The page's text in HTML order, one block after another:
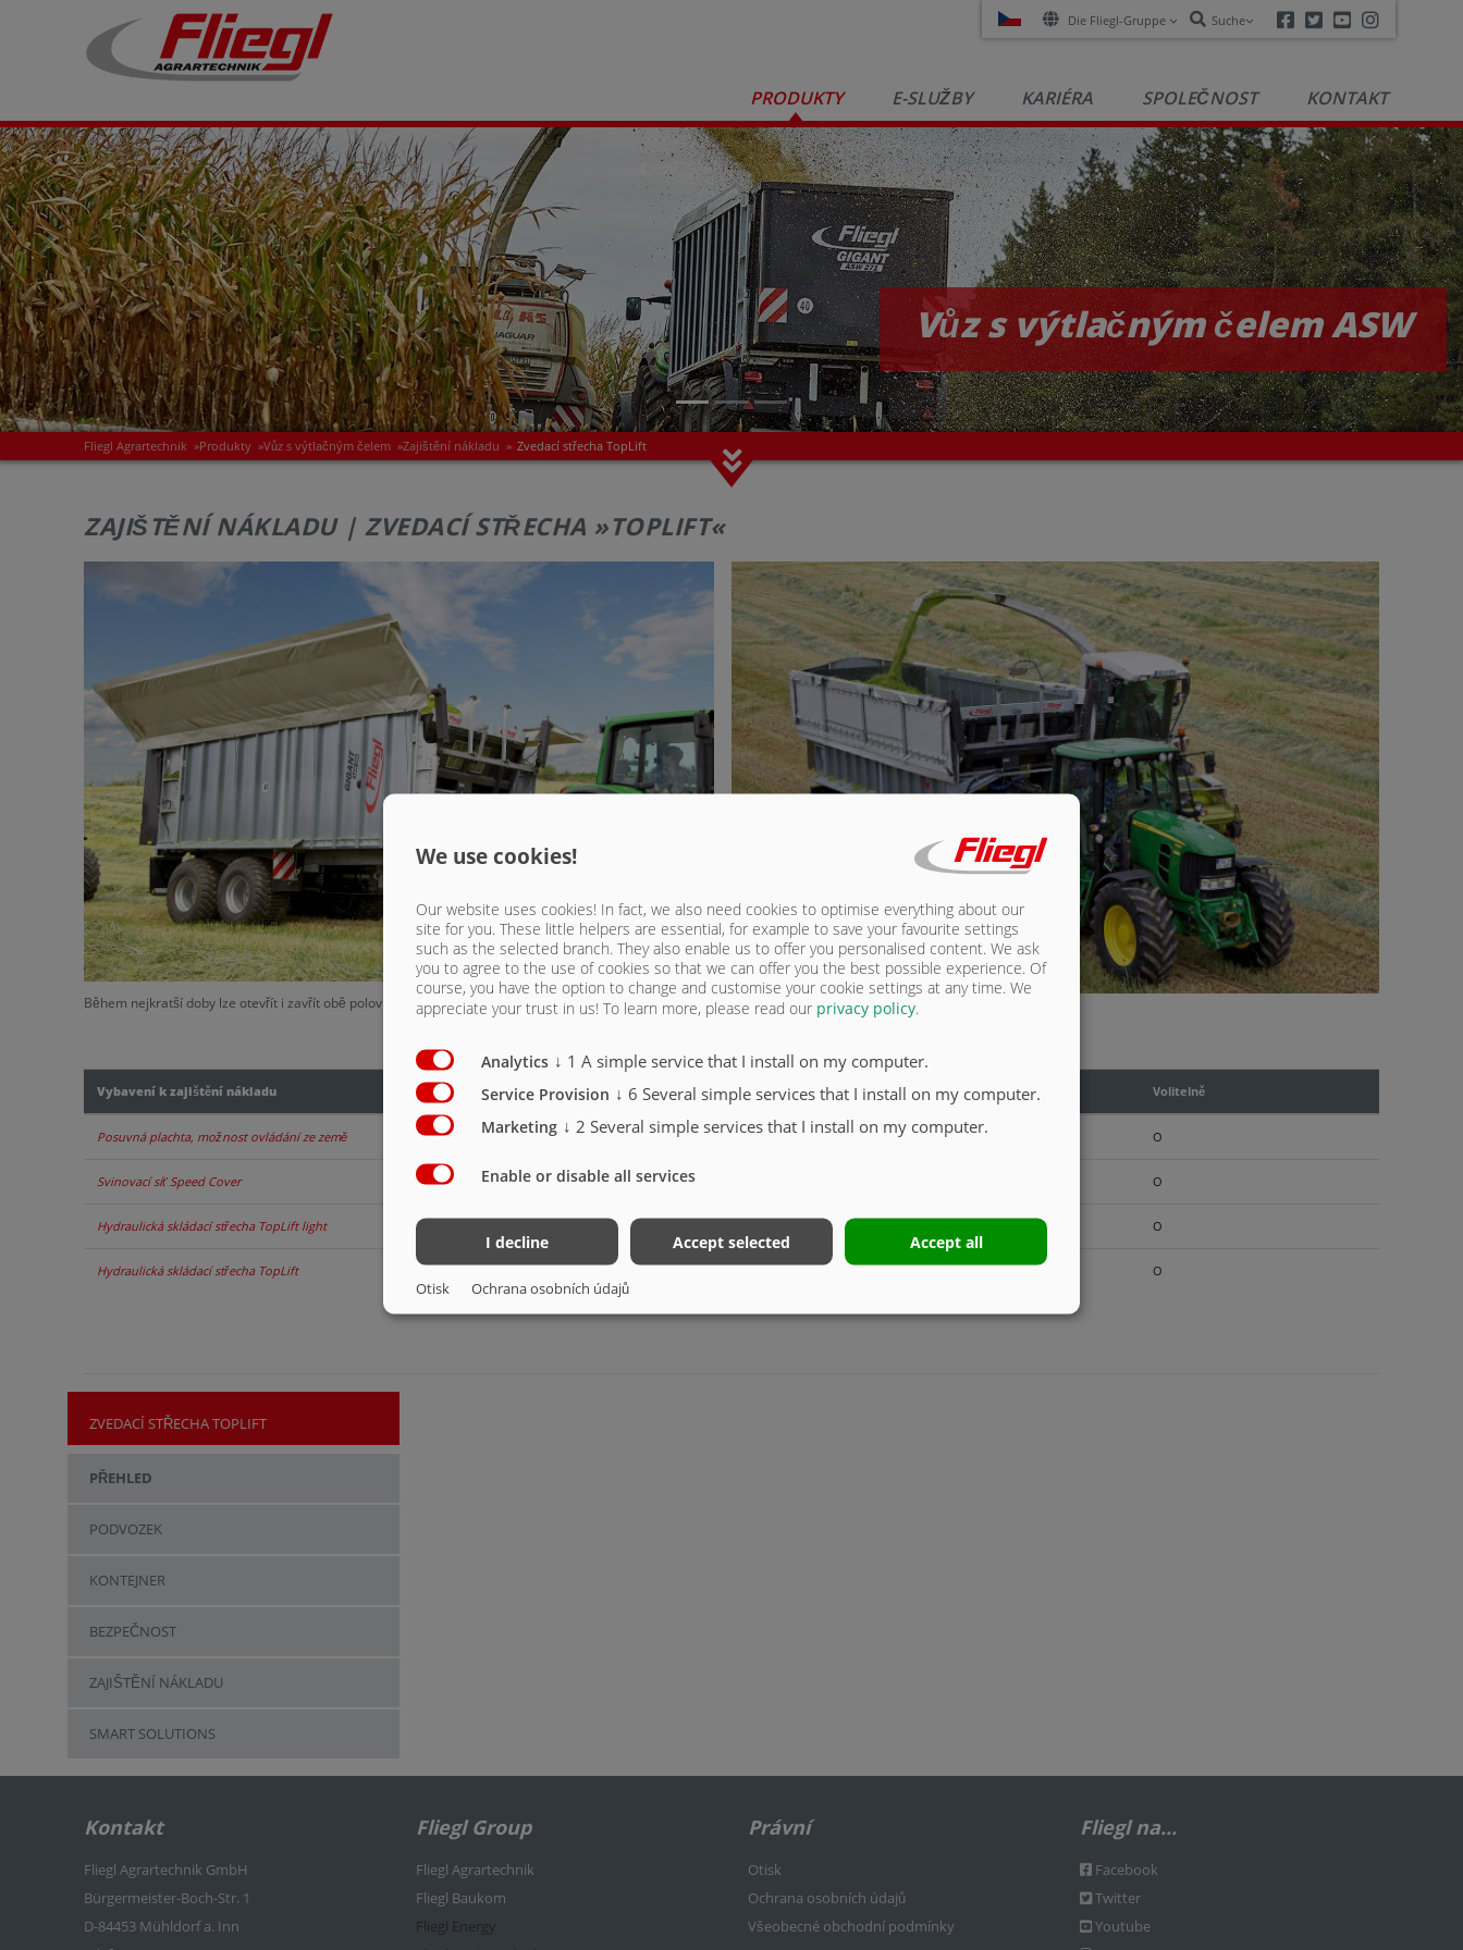
Die Fliegl-Gruppe Suche Facebook
TwitterYoutube
PRODUKTY E-SLUŽBY KARIÉRA SPOLEČNOST KONTAKT
Vůz s výtlačným čelem ASW
Fliegl Agrartechnik »Produkty »Vůz s výtlačným čelem »Zajištění nákladu » Zvedací střecha TopLift
ZAJIŠTĚNÍ NÁKLADU | ZVEDACÍ STŘECHA »TOPLIFT«
Během nejkratší doby lze otevřít i zavřít obě poloviny plachty
Vybavení k zajištění nákladu Sériově Volitelně
Posuvná plachta, možnost ovládání ze země O
Svinovací síť Speed Cover O
Hydraulická skládací střecha TopLift light O
Hydraulická skládací střecha TopLift O
ZVEDACÍ STŘECHA TOPLIFT
PŘEHLED
PODVOZEK
KONTEJNER
BEZPEČNOST
ZAJIŠTĚNÍ NÁKLADU
SMART SOLUTIONS
Kontakt
Fliegl Agrartechnik GmbH
Bürgermeister-Boch-Str. 1
D-84453 Mühldorf a. Inn
Fliegl Group
Fliegl Agrartechnik
Fliegl Baukom
Fliegl Energy
Právní
Otisk
Ochrana osobních údajů
Všeobecné obchodní podmínky
Fliegl na...
Facebook
Twitter
Youtube
We use cookies!
Our website uses cookies! In fact, we also need cookies to optimise everything about our
site for you. These little helpers are essential, for example to save your favourite settings
such as the selected branch. They also enable us to offer you personalised content. We ask
you to agree to the use of cookies so that we can offer you the best possible experience. Of
course, you have the option to change and customise your cookie settings at any time. We
appreciate your trust in us! To learn more, please read our privacy policy.
Analytics ↓ 1 A simple service that I install on my computer.
Service Provision ↓ 6 Several simple services that I install on my computer.
Marketing ↓ 2 Several simple services that I install on my computer.
Enable or disable all services
I decline Accept selected Accept all
Otisk Ochrana osobních údajů